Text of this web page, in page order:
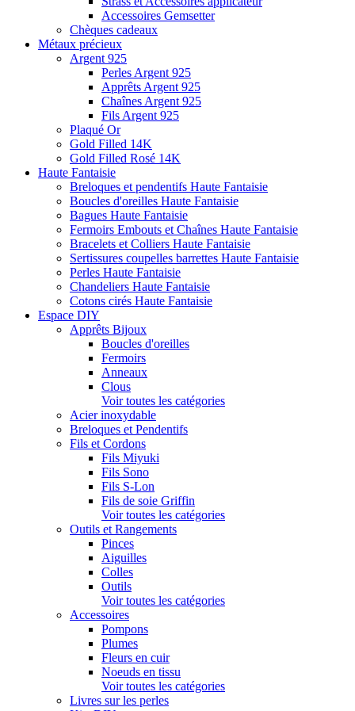
Accessoires Gemsetter
Chèques cadeaux
Métaux précieux
Argent 925
Perles Argent 925
Apprêts Argent 925
Chaînes Argent 925
Fils Argent 925
Plaqué Or
Gold Filled 14K
Gold Filled Rosé 14K
Haute Fantaisie
Breloques et pendentifs Haute Fantaisie
Boucles d'oreilles Haute Fantaisie
Bagues Haute Fantaisie
Fermoirs Embouts et Chaînes Haute Fantaisie
Bracelets et Colliers Haute Fantaisie
Sertissures coupelles barrettes Haute Fantaisie
Perles Haute Fantaisie
Chandeliers Haute Fantaisie
Cotons cirés Haute Fantaisie
Espace DIY
Apprêts Bijoux
Boucles d'oreilles
Fermoirs
Anneaux
Clous
Voir toutes les catégories
Acier inoxydable
Breloques et Pendentifs
Fils et Cordons
Fils Miyuki
Fils Sono
Fils S-Lon
Fils de soie Griffin
Voir toutes les catégories
Outils et Rangements
Pinces
Aiguilles
Colles
Outils
Voir toutes les catégories
Accessoires
Pompons
Plumes
Fleurs en cuir
Noeuds en tissu
Voir toutes les catégories
Livres sur les perles